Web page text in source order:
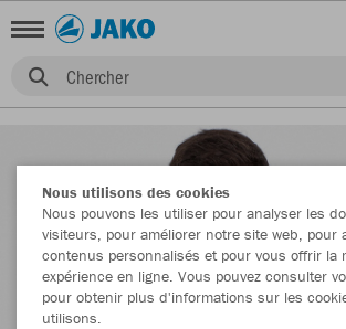
Chercher
Nous utilisons des cookies
Nous pouvons les utiliser pour analyser les
visiteurs, pour améliorer notre site web, pour
contenus personnalisés et pour vous offrir la
expérience en ligne. Vous pouvez consulter
pour obtenir plus d'informations sur les
utilisons.